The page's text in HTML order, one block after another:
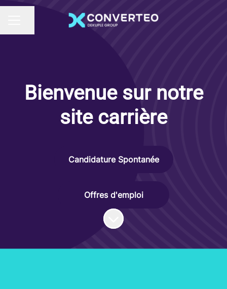
MENU CARRIÈRE
Partager la page
Bienvenue sur notre
site carrière
Candidature Spontanée
Offres d'emploi
Faire défiler jusqu'au contenu